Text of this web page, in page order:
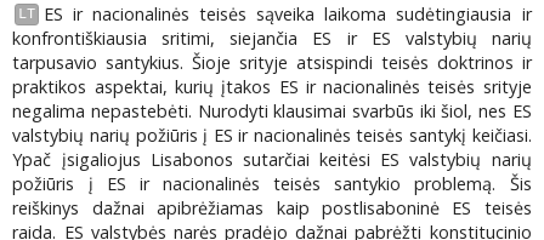
LT
ES ir nacionalinės teisės sąveika laikoma sudėtingiausia ir
konfrontiškiausia sritimi, siejančia ES ir ES valstybių narių
tarpusavio santykius. Šioje srityje atsispindi teisės doktrinos ir
praktikos aspektai, kurių įtakos ES ir nacionalinės teisės srityje
negalima nepastebėti. Nurodyti klausimai svarbūs iki šiol, nes ES
valstybių narių požiūris į ES ir nacionalinės teisės santykį keičiasi.
Ypač įsigaliojus Lisabonos sutarčiai keitėsi ES valstybių narių
požiūris į ES ir nacionalinės teisės santykio problemą. Šis
reiškinys dažnai apibrėžiamas kaip postlisaboninė ES teisės
raida. ES valstybės narės pradėjo dažnai pabrėžti konstitucinio